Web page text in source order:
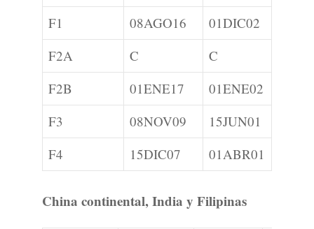
F1 08AGO16
01DIC02
F2A
C
C
F2B
01ENE17
01ENE02
F3
08NOV09
15JUN01
F4
15DIC07 01ABR01
China continental, India y Filipinas